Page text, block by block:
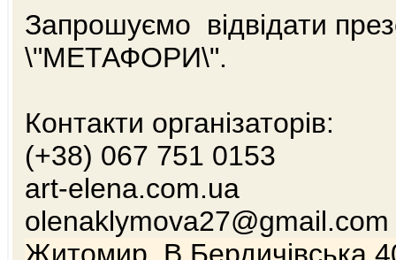
Запрошуємо відвідати
\"МЕТАФОРИ\".
Контакти організаторів:
(+38) 067 751 0153
art-elena.com.ua
olenaklymova27@gmail.com